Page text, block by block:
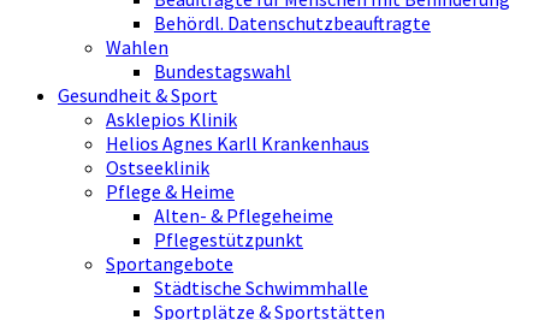
Behördl. Datenschutzbeauftragte
Wahlen
Bundestagswahl
Gesundheit & Sport
Asklepios Klinik
Helios Agnes Karll Krankenhaus
Ostseeklinik
Pflege & Heime
Alten- & Pflegeheime
Pflegestützpunkt
Sportangebote
Städtische Schwimmhalle
Sportplätze & Sportstätten